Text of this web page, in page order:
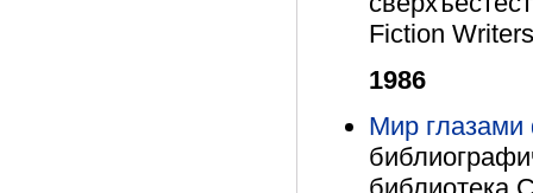
Fiction
1986
Мир глазами